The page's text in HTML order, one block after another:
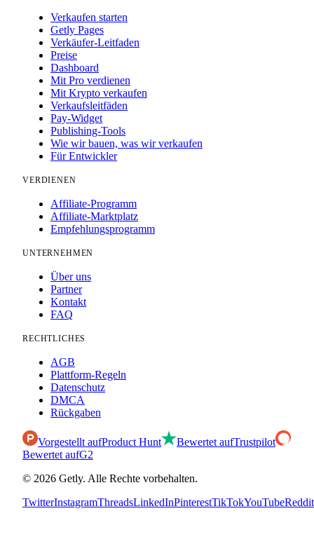
Verkaufen starten
Getly Pages
Verkäufer-Leitfaden
Preise
Dashboard
Mit Pro verdienen
Mit Krypto verkaufen
Verkaufsleitfäden
Pay-Widget
Publishing-Tools
Wie wir bauen, was wir verkaufen
Für Entwickler
VERDIENEN
Affiliate-Programm
Affiliate-Marktplatz
Empfehlungsprogramm
UNTERNEHMEN
Über uns
Partner
Kontakt
FAQ
RECHTLICHES
AGB
Plattform-Regeln
Datenschutz
DMCA
Rückgaben
Vorgestellt aufProduct Hunt Bewertet aufTrustpilot
Bewertet aufG2
© 2026 Getly. Alle Rechte vorbehalten.
TwitterInstagramThreadsLinkedInPinterestTikTokYouTubeReddit